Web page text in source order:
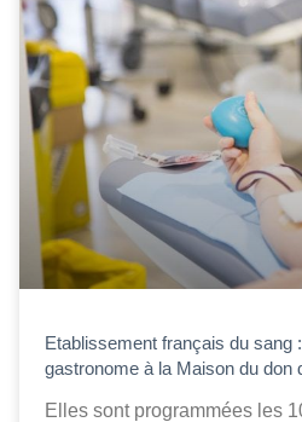
Etablissement français du sang
gastronome à la Maison du don
Elles sont programmées les